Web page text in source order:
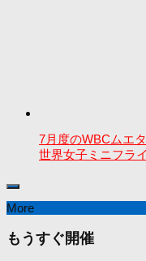
7月度のWBCムエ
世界女子ミニフラ
More
もうすぐ開催